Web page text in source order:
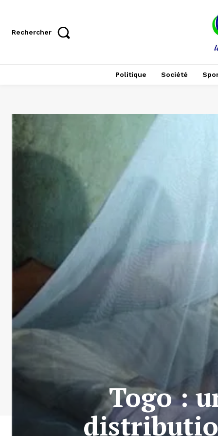
Rechercher
Politique Société
Togo :